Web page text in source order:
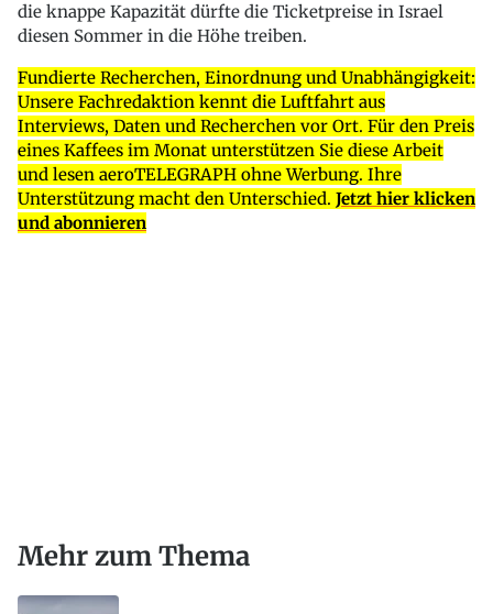
die knappe Kapazität dürfte die Ticketpreise in Israel
diesen Sommer in die Höhe treiben.
Fundierte Recherchen, Einordnung und Unabhängigkeit:
Unsere Fachredaktion kennt die Luftfahrt aus
Interviews, Daten und Recherchen vor Ort. Für den Preis
eines Kaffees im Monat unterstützen Sie diese Arbeit
und lesen aeroTELEGRAPH ohne Werbung. Ihre
Unterstützung macht den Unterschied. Jetzt hier klicken
und abonnieren
Mehr zum Thema